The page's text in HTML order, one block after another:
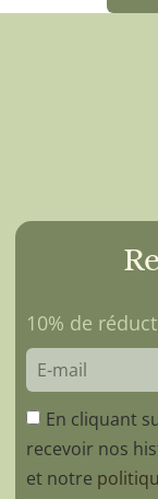
10% de
En cliquant
recevoir nos
et notre